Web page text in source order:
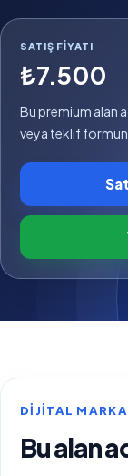
SATIŞ FIYATI
₺7.500
Bu premium alan
veya teklif
DIJITAL
Bu alan